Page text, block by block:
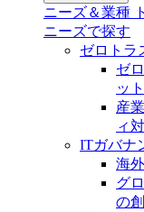
ニーズ＆業種
ニーズで探す
ゼロトラ
ゼ
ッ
産
ィ
ITガバナ
海
グ
の